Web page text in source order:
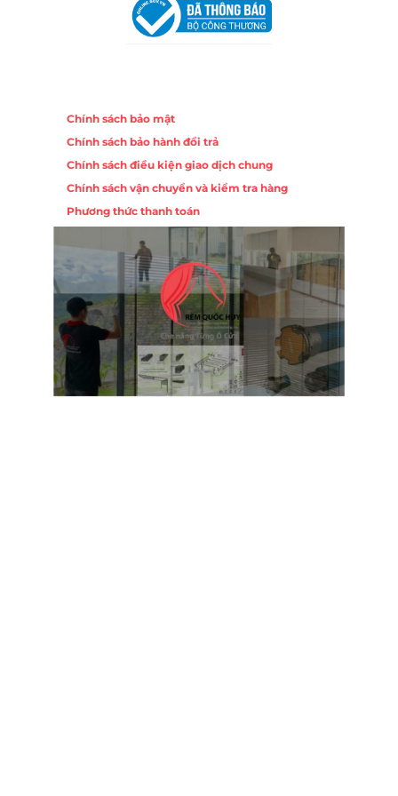
Chính sách bảo mật
Chính sách bảo hành đổi trả
Chính sách điều kiện giao dịch chung
Chính sách vận chuyển và kiểm tra hàng
Phương thức thanh toán